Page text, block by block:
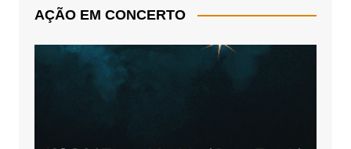
AÇÃO EM CONCERTO